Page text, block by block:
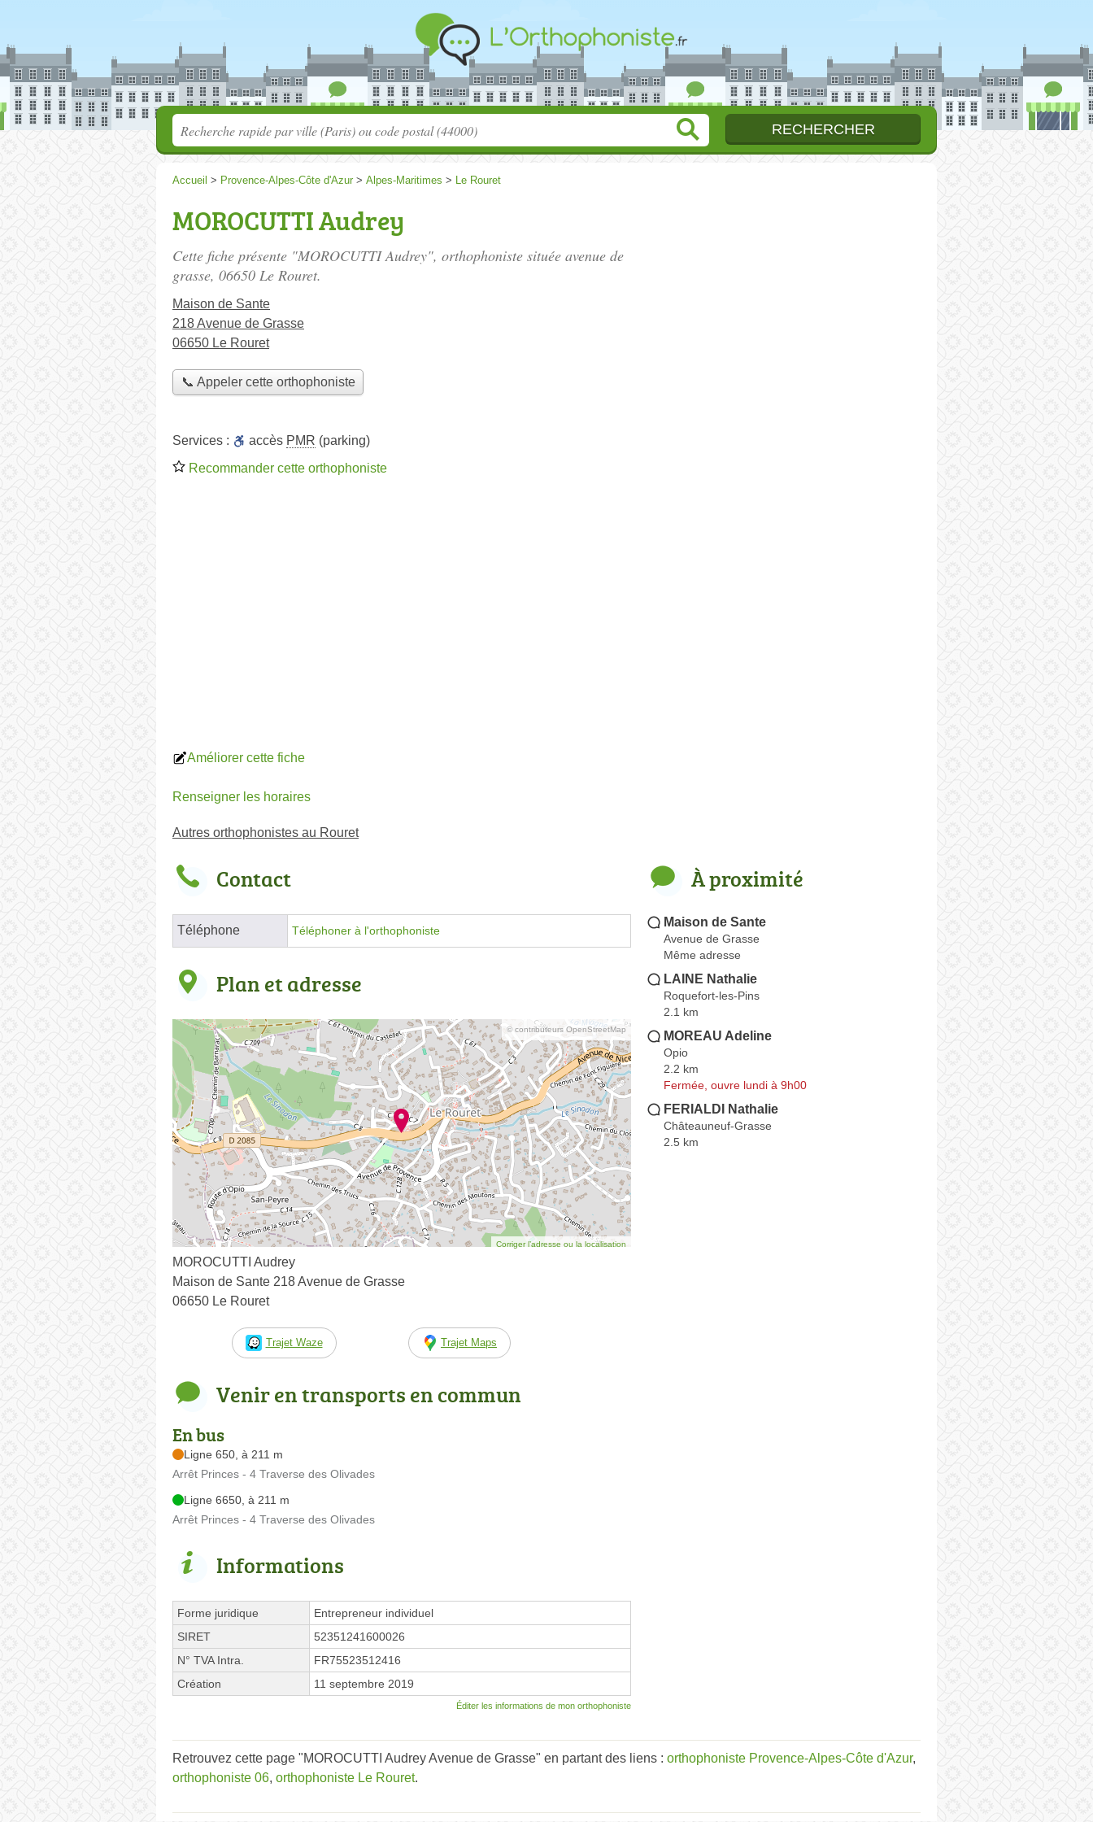
Accueil > Provence-Alpes-Côte d'Azur > Alpes-Maritimes > Le Rouret
MOROCUTTI Audrey
Cette fiche présente "MOROCUTTI Audrey", orthophoniste située avenue de
grasse, 06650 Le Rouret.
Maison de Sante
218 Avenue de Grasse
06650 Le Rouret
📞 Appeler cette orthophoniste
Services : accès PMR (parking)
Recommander cette orthophoniste
Améliorer cette fiche
Renseigner les horaires
Autres orthophonistes au Rouret
Contact
Téléphone Téléphoner à l'orthophoniste
Plan et adresse
© contributeurs OpenStreetMap
Corriger l’adresse ou la localisation
MOROCUTTI Audrey
Maison de Sante 218 Avenue de Grasse
06650 Le Rouret
Trajet Waze Trajet Maps
Venir en transports en commun
En bus
Ligne 650, à 211 m
Arrêt Princes - 4 Traverse des Olivades
Ligne 6650, à 211 m
Arrêt Princes - 4 Traverse des Olivades
Informations
Forme juridique
Entrepreneur individuel
SIRET
52351241600026
N° TVA Intra.
FR75523512416
Création
11 septembre 2019
Éditer les informations de mon orthophoniste
À proximité
Maison de Sante
Avenue de Grasse
Même adresse
LAINE Nathalie
Roquefort-les-Pins
2.1 km
MOREAU Adeline
Opio
2.2 km
Fermée, ouvre lundi à 9h00
FERIALDI Nathalie
Châteauneuf-Grasse
2.5 km
Retrouvez cette page "MOROCUTTI Audrey Avenue de Grasse" en partant des liens : orthophoniste Provence-Alpes-Côte d'Azur,
orthophoniste 06, orthophoniste Le Rouret.